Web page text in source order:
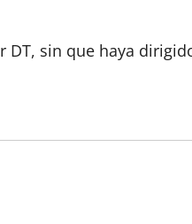
sin que haya